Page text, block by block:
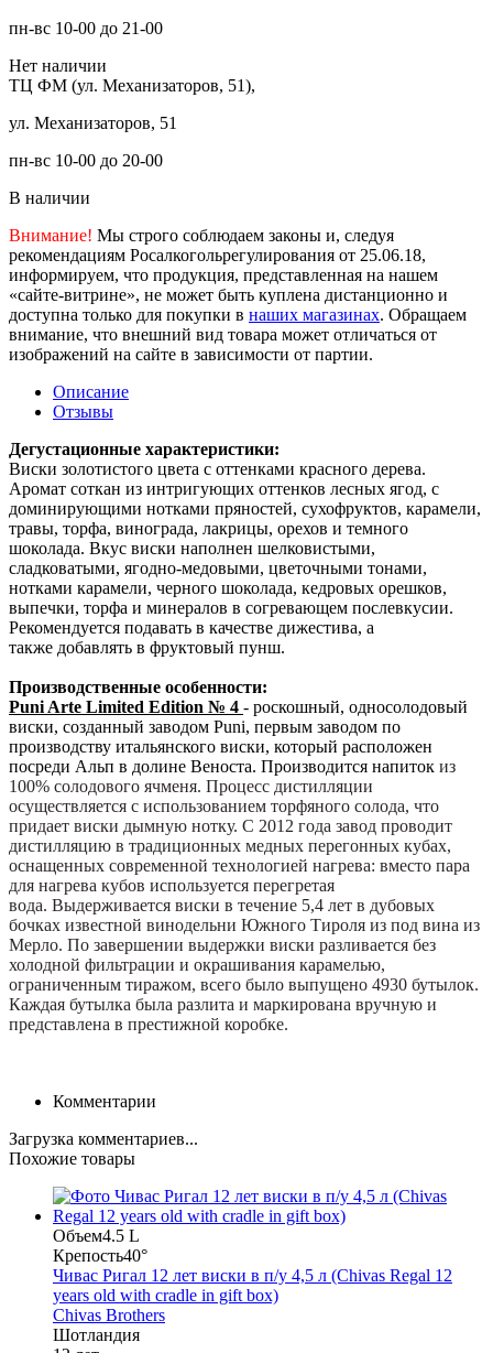
пн-вс 10-00 до 21-00
Нет наличии
ТЦ ФМ (ул. Механизаторов, 51),
ул. Механизаторов, 51
пн-вс 10-00 до 20-00
В наличии
Внимание! Мы строго соблюдаем законы и, следуя
рекомендациям Росалкогольрегулирования от 25.06.18,
информируем, что продукция, представленная на нашем
«сайте-витрине», не может быть куплена дистанционно и
доступна только для покупки в наших магазинах. Обращаем
внимание, что внешний вид товара может отличаться от
изображений на сайте в зависимости от партии.
Описание
Отзывы
Дегустационные характеристики:
Виски золотистого цвета с оттенками красного дерева.
Аромат соткан из интригующих оттенков лесных ягод, с
доминирующими нотками пряностей, сухофруктов, карамели,
травы, торфа, винограда, лакрицы, орехов и темного
шоколада. Вкус виски наполнен шелковистыми,
сладковатыми, ягодно-медовыми, цветочными тонами,
нотками карамели, черного шоколада, кедровых орешков,
выпечки, торфа и минералов в согревающем послевкусии.
Рекомендуется подавать в качестве дижестива, а
также добавлять в фруктовый пунш.
Производственные особенности:
Puni Arte Limited Edition № 4 - роскошный, односолодовый
виски, созданный заводом Puni, первым заводом по
производству итальянского виски, который расположен
посреди Альп в долине Веноста. Производится напиток из
100% солодового ячменя. Процесс дистилляции
осуществляется с использованием торфяного солода, что
придает виски дымную нотку. С 2012 года завод проводит
дистилляцию в традиционных медных перегонных кубах,
оснащенных современной технологией нагрева: вместо пара
для нагрева кубов используется перегретая
вода. Выдерживается виски в течение 5,4 лет в дубовых
бочках известной винодельни Южного Тироля из под вина из
Мерло. По завершении выдержки виски разливается без
холодной фильтрации и окрашивания карамелью,
ограниченным тиражом, всего было выпущено 4930 бутылок.
Каждая бутылка была разлита и маркирована вручную и
представлена в престижной коробке.
Комментарии
Загрузка комментариев...
Похожие товары
Объем4.5 L
Крепость40°
Чивас Ригал 12 лет виски в п/у 4,5 л (Chivas Regal 12
years old with cradle in gift box)
Chivas Brothers
Шотландия